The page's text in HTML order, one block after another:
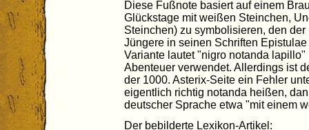
Diese Fußnote basiert auf einem
Glückstage mit weißen Steinchen,
Steinchen) zu symbolisieren, den
Jüngere in seinen Schriften
Variante lautet "nigro notanda
Abenteuer verwendet. Allerdings ist
der 1000. Asterix-Seite ein Fehler
eigentlich richtig notanda heißen,
deutscher Sprache etwa "mit einem
Der bebilderte Lexikon-Artikel: